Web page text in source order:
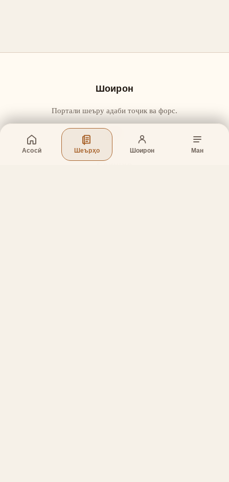
Асосӣ Шеърҳо Шоирон Ман
Шоирон
Портали шеъру адаби тоҷик ва форс.